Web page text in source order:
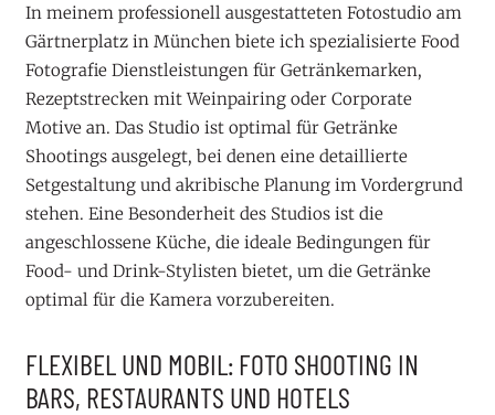
In meinem professionell ausgestatteten Fotostudio am
Gärtnerplatz in München biete ich spezialisierte Food
Fotografie Dienstleistungen für Getränkemarken,
Rezeptstrecken mit Weinpairing oder Corporate
Motive an. Das Studio ist optimal für Getränke
Shootings ausgelegt, bei denen eine detaillierte
Setgestaltung und akribische Planung im Vordergrund
stehen. Eine Besonderheit des Studios ist die
angeschlossene Küche, die ideale Bedingungen für
Food- und Drink-Stylisten bietet, um die Getränke
optimal für die Kamera vorzubereiten.
FLEXIBEL UND MOBIL: FOTO SHOOTING IN
BARS, RESTAURANTS UND HOTELS